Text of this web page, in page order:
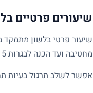
שיעורים פרטיים
שיעור פרטי בלשון מתמקד
מחטיבה ועד הכנה לבגרות 5 יחידות בלשון.
אפשר לשלב תרגול בעיות